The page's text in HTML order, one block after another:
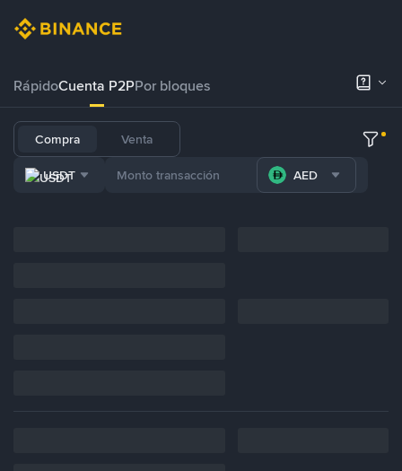
RápidoCuenta P2PPor bloques
Compra Venta
USDT AED